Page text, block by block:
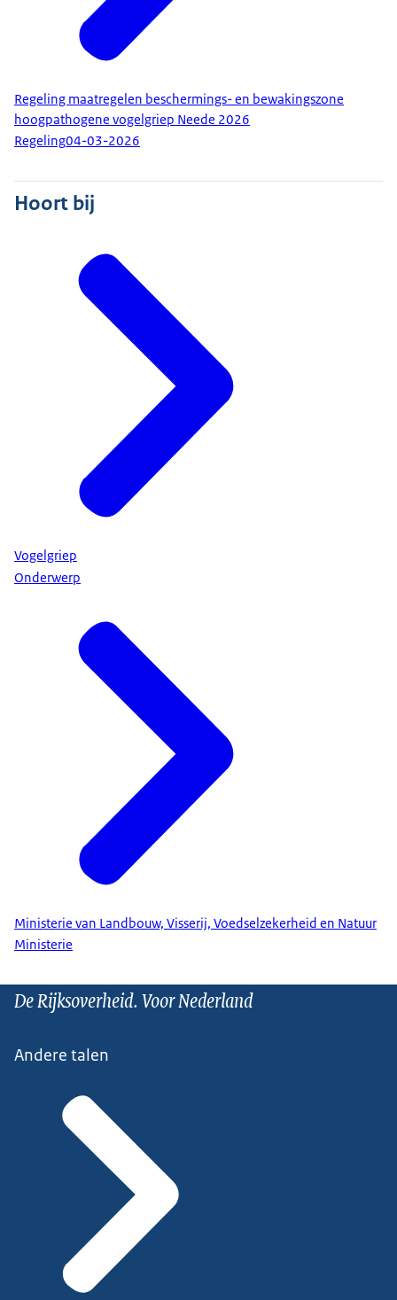
Regeling maatregelen beschermings- en bewakingszone
hoogpathogene vogelgriep Neede 2026
Regeling04-03-2026
Hoort bij
Vogelgriep
Onderwerp
Ministerie van Landbouw, Visserij, Voedselzekerheid en Natuur
Ministerie
De Rijksoverheid. Voor Nederland
Andere talen